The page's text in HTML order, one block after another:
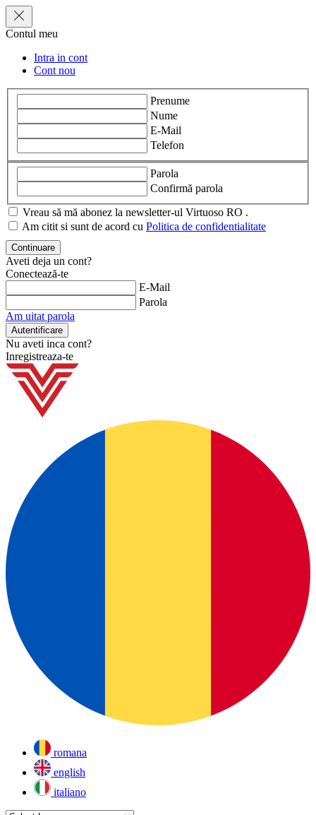
Contul meu
Intra in cont
Cont nou
Prenume
Nume
E-Mail
Telefon
Parola
Confirmă parola
Vreau să mă abonez la newsletter-ul Virtuoso RO .
Am citit si sunt de acord cu Politica de confidentialitate
Aveti deja un cont?
Conectează-te
E-Mail
Parola
Am uitat parola
Nu aveti inca cont?
Inregistreaza-te
romana
english
italiano